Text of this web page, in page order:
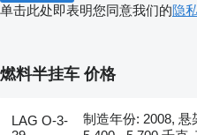
单击此处即表明您同意我们的隐
燃料半挂车 价格
LAG O-3-
制造年份: 2008, 悬